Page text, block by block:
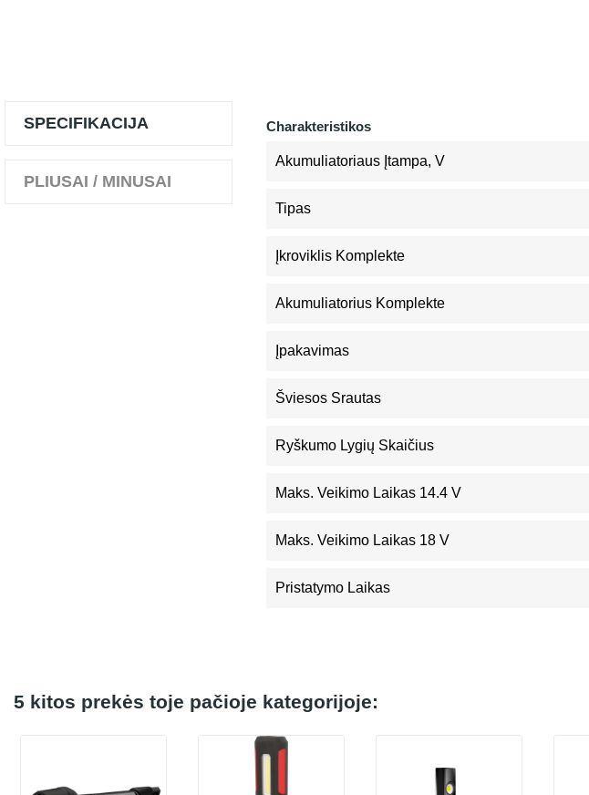
SPECIFIKACIJA
PLIUSAI / MINUSAI
Charakteristikos
Akumuliatoriaus Įtampa, V
Tipas
Įkroviklis Komplekte
Akumuliatorius Komplekte
Įpakavimas
Šviesos Srautas
Ryškumo Lygių Skaičius
Maks. Veikimo Laikas 14.4 V
Maks. Veikimo Laikas 18 V
Pristatymo Laikas
5 kitos prekės toje pačioje kategorijoje: